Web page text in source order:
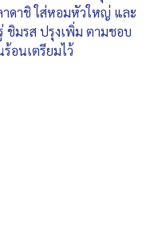
ดาชิ ใส่หอมหัวใหญ่ และ
มรส ปรุงเพิ่ม ตามชอบ
อนเตรียมไว้